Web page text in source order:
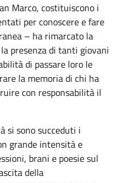
Marco, costituiscono i
per conoscere e fare
– ha rimarcato la
presenza di tanti giovani
di passare loro le
la memoria di chi ha
con responsabilità il
si sono succeduti i
grande intensità e
brani e poesie sul
della